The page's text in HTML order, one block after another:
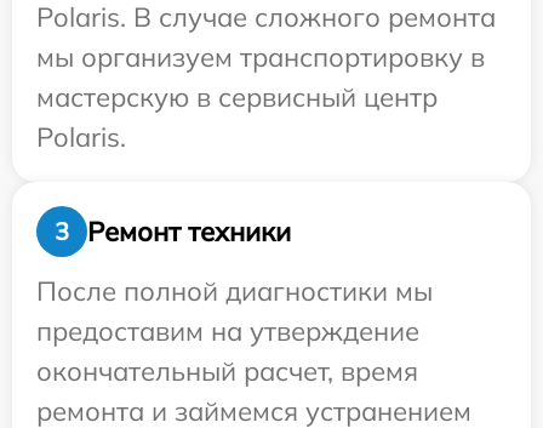
Polaris. В случае сложного ремонта
мы организуем транспортировку в
мастерскую в сервисный центр
Polaris.
3
Ремонт техники
После полной диагностики мы
предоставим на утверждение
окончательный расчет, время
ремонта и займемся устранением